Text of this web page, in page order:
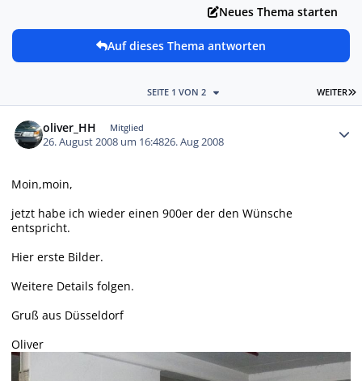
Neues Thema starten
Auf dieses Thema antworten
WEITER
SEITE 1 VON 2
oliver_HH Mitglied
26. August 2008 um 16:4826. Aug 2008
Moin,moin,
jetzt habe ich wieder einen 900er der den Wünsche
entspricht.
Hier erste Bilder.
Weitere Details folgen.
Gruß aus Düsseldorf
Oliver